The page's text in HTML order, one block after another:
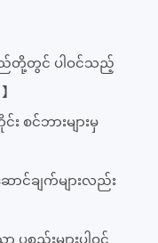
ည်တို့တွင် ပါဝင်သည့်
စင်ဘားများမှ
ောင်ချက်များလည်း
စည်းများပါဝင်